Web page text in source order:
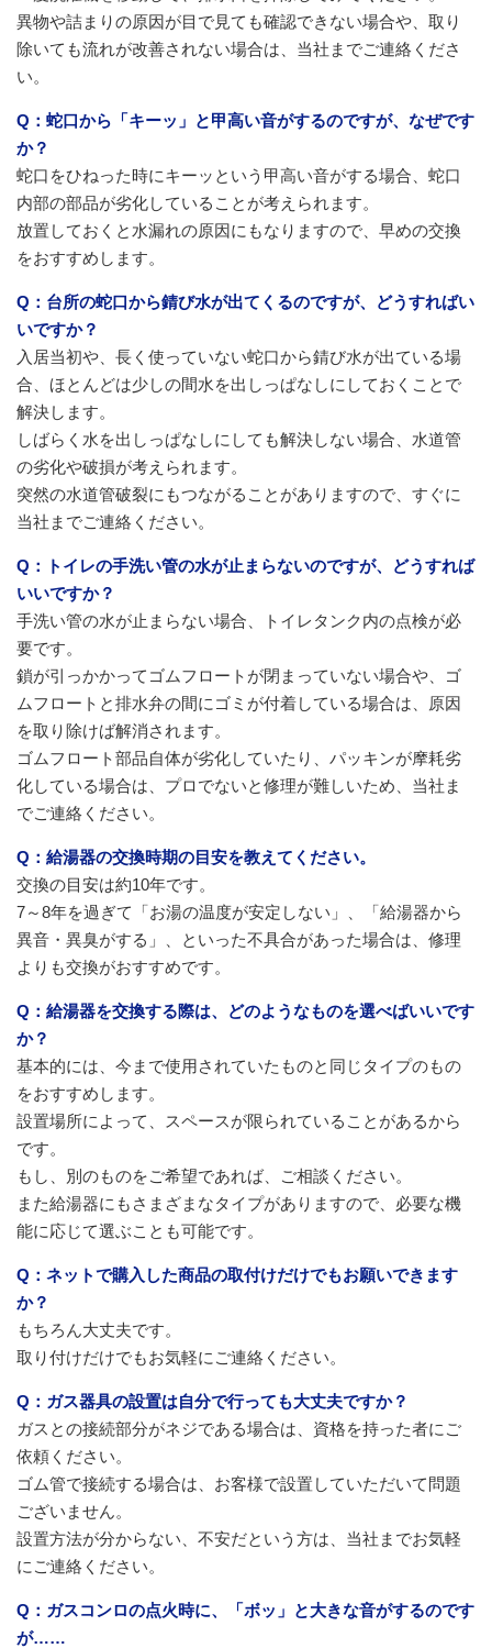
異物や詰まりの原因が目で見ても確認できない場合や、取り
除いても流れが改善されない場合は、当社までご連絡くださ
い。
Q：蛇口から「キーッ」と甲高い音がするのですが、なぜです
か？
蛇口をひねった時にキーッという甲高い音がする場合、蛇口
内部の部品が劣化していることが考えられます。
放置しておくと水漏れの原因にもなりますので、早めの交換
をおすすめします。
Q：台所の蛇口から錆び水が出てくるのですが、どうすればい
いですか？
入居当初や、長く使っていない蛇口から錆び水が出ている場
合、ほとんどは少しの間水を出しっぱなしにしておくことで
解決します。
しばらく水を出しっぱなしにしても解決しない場合、水道管
の劣化や破損が考えられます。
突然の水道管破裂にもつながることがありますので、すぐに
当社までご連絡ください。
Q：トイレの手洗い管の水が止まらないのですが、どうすれば
いいですか？
手洗い管の水が止まらない場合、トイレタンク内の点検が必
要です。
鎖が引っかかってゴムフロートが閉まっていない場合や、ゴ
ムフロートと排水弁の間にゴミが付着している場合は、原因
を取り除けば解消されます。
ゴムフロート部品自体が劣化していたり、パッキンが摩耗劣
化している場合は、プロでないと修理が難しいため、当社ま
でご連絡ください。
Q：給湯器の交換時期の目安を教えてください。
交換の目安は約10年です。
7～8年を過ぎて「お湯の温度が安定しない」、「給湯器から
異音・異臭がする」、といった不具合があった場合は、修理
よりも交換がおすすめです。
Q：給湯器を交換する際は、どのようなものを選べばいいです
か？
基本的には、今まで使用されていたものと同じタイプのもの
をおすすめします。
設置場所によって、スペースが限られていることがあるから
です。
もし、別のものをご希望であれば、ご相談ください。
また給湯器にもさまざまなタイプがありますので、必要な機
能に応じて選ぶことも可能です。
Q：ネットで購入した商品の取付けだけでもお願いできます
か？
もちろん大丈夫です。
取り付けだけでもお気軽にご連絡ください。
Q：ガス器具の設置は自分で行っても大丈夫ですか？
ガスとの接続部分がネジである場合は、資格を持った者にご
依頼ください。
ゴム管で接続する場合は、お客様で設置していただいて問題
ございません。
設置方法が分からない、不安だという方は、当社までお気軽
にご連絡ください。
Q：ガスコンロの点火時に、「ボッ」と大きな音がするのです
が……